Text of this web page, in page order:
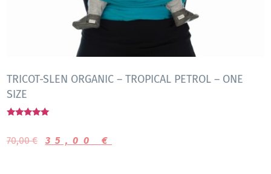
TRICOT-SLEN ORGANIC – TROPICAL PETROL – ONE
SIZE
uit 5
70,00€ 35,00 €